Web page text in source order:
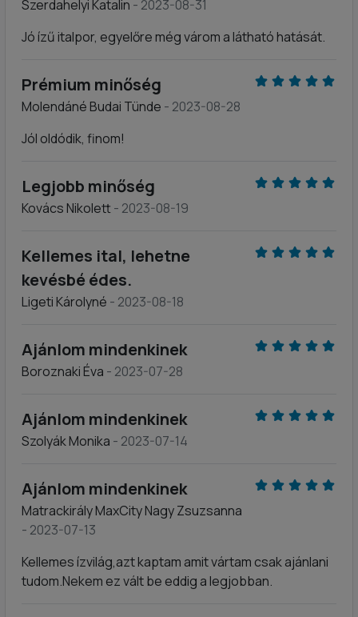
Szerdahelyi Katalin - 2023-08-31
Jó ízű italpor, egyelőre még várom a látható hatását.
Prémium minőség
Molendáné Budai Tünde - 2023-08-28
Jól oldódik, finom!
Legjobb minőség
Kovács Nikolett- 2023-08-19
Kellemes ital, lehetne
kevésbé édes.
Ligeti Károlyné - 2023-08-18
Ajánlom mindenkinek
Boroznaki Éva - 2023-07-28
Ajánlom mindenkinek
Szolyák Monika - 2023-07-14
Ajánlom mindenkinek
Matrackirály MaxCity Nagy Zsuzsanna
- 2023-07-13
Kellemes ízvilág,azt kaptam amit vártam csak ajánlani
tudom.Nekem ez vált be eddig a legjobban.